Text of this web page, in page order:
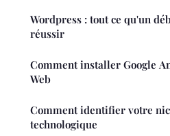
Wordpress : tout ce qu'un
réussir
Comment installer Google
Web
Comment identifier votre
technologique